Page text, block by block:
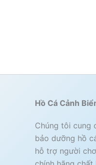
Hồ Cá Cảnh
Chúng tôi cung
bảo dưỡng hồ
hỗ trợ người